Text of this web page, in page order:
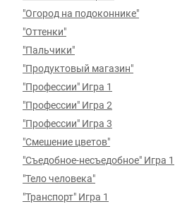
"Огород на подоконнике"
"Оттенки"
"Пальчики"
"Продуктовый магазин"
"Профессии" Игра 1
"Профессии" Игра 2
"Профессии" Игра 3
"Смешение цветов"
"Съедобное-несъедобное" Игра 1
"Тело человека"
"Транспорт" Игра 1